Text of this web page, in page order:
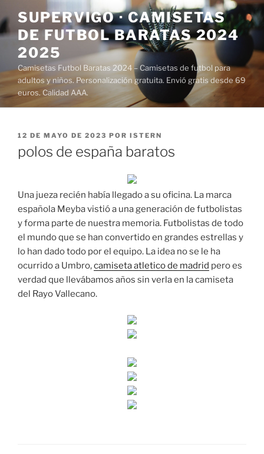
al
contenido
SUPERVIGO · CAMISETAS
DE FUTBOL BARATAS 2024
2025
Camisetas Futbol Baratas 2024 – Camisetas de futbol para
adultos y niños. Personalización gratuita. Envió gratis desde 69
euros. Calidad AAA.
PUBLICADO
12 DE MAYO DE 2023 POR ISTERN
polos de españa baratos
Una jueza recién había llegado a su oficina. La marca
española Meyba vistió a una generación de futbolistas
y forma parte de nuestra memoria. Futbolistas de todo
el mundo que se han convertido en grandes estrellas y
lo han dado todo por el equipo. La idea no se le ha
ocurrido a Umbro,camiseta atletico de madrid pero es
verdad que llevábamos años sin verla en la camiseta
del Rayo Vallecano.